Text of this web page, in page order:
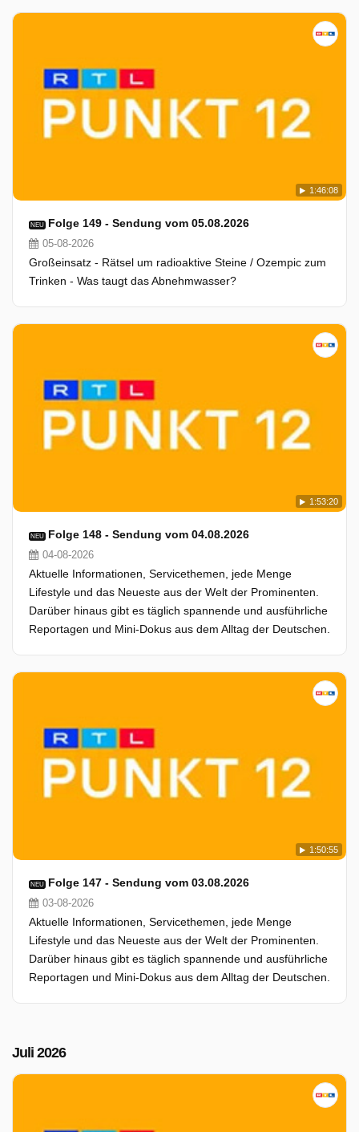
1:46:08
NEU Folge 149 - Sendung vom 05.08.2026
05-08-2026
Großeinsatz - Rätsel um radioaktive Steine / Ozempic zum
Trinken - Was taugt das Abnehmwasser?
1:53:20
NEU Folge 148 - Sendung vom 04.08.2026
04-08-2026
Aktuelle Informationen, Servicethemen, jede Menge
Lifestyle und das Neueste aus der Welt der Prominenten.
Darüber hinaus gibt es täglich spannende und ausführliche
Reportagen und Mini-Dokus aus dem Alltag der Deutschen.
1:50:55
NEU Folge 147 - Sendung vom 03.08.2026
03-08-2026
Aktuelle Informationen, Servicethemen, jede Menge
Lifestyle und das Neueste aus der Welt der Prominenten.
Darüber hinaus gibt es täglich spannende und ausführliche
Reportagen und Mini-Dokus aus dem Alltag der Deutschen.
Juli 2026